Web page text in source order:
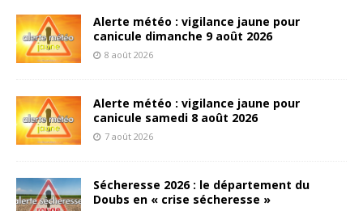
Alerte météo : vigilance jaune pour
canicule dimanche 9 août 2026
8 août 2026
Alerte météo : vigilance jaune pour
canicule samedi 8 août 2026
7 août 2026
Sécheresse 2026 : le département du
Doubs en « crise sécheresse »